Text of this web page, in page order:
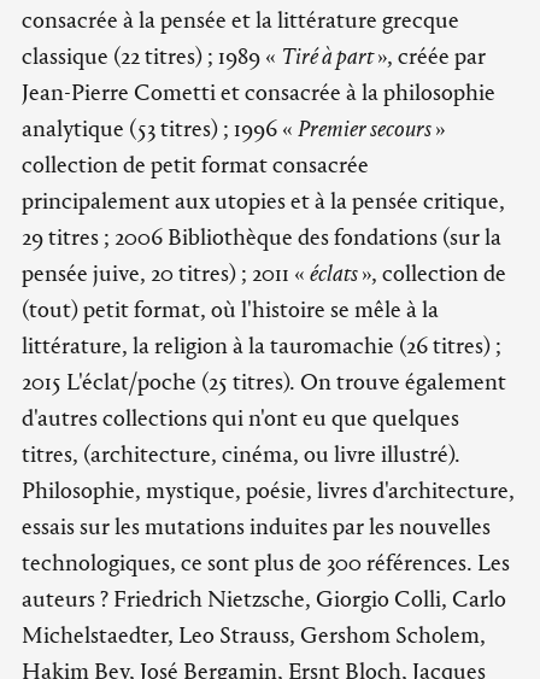
consacrée à la pensée et la littérature grecque
classique (22 titres) ; 1989 « Tiré à part», créée par
Jean-Pierre Cometti et consacrée à la philosophie
analytique (53 titres) ; 1996 « Premier secours»
collection de petit format consacrée
principalement aux utopies et à la pensée critique,
29 titres ; 2006 Bibliothèque des fondations (sur la
pensée juive, 20 titres) ; 2011 « éclats», collection de
(tout) petit format, où l'histoire se mêle à la
littérature, la religion à la tauromachie (26 titres) ;
2015 L'éclat/poche (25 titres). On trouve également
d'autres collections qui n'ont eu que quelques
titres, (architecture, cinéma, ou livre illustré).
Philosophie, mystique, poésie, livres d'architecture,
essais sur les mutations induites par les nouvelles
technologiques, ce sont plus de 300 références. Les
auteurs ? Friedrich Nietzsche, Giorgio Colli, Carlo
Michelstaedter, Leo Strauss, Gershom Scholem,
Hakim Bey, José Bergamin, Ersnt Bloch, Jacques